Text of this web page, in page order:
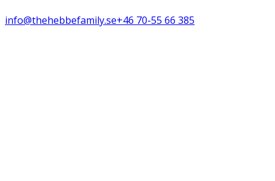
info@thehebbefamily.se+46 70-55 66 385